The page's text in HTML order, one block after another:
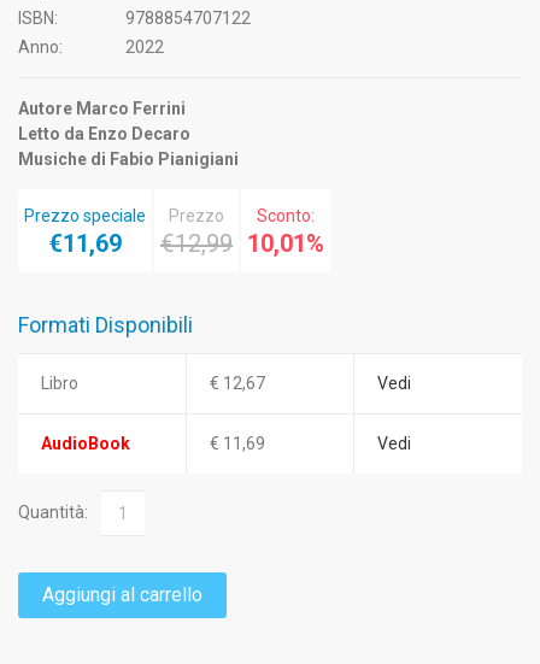
ISBN:
9788854707122
Anno:
2022
Autore Marco Ferrini
Letto da Enzo Decaro
Musiche di Fabio Pianigiani
Prezzo speciale
€11,69
Prezzo
€12,99
Sconto:
10,01%
Formati Disponibili
Libro € 12,67 Vedi
AudioBook € 11,69 Vedi
Quantità:
Aggiungi al carrello